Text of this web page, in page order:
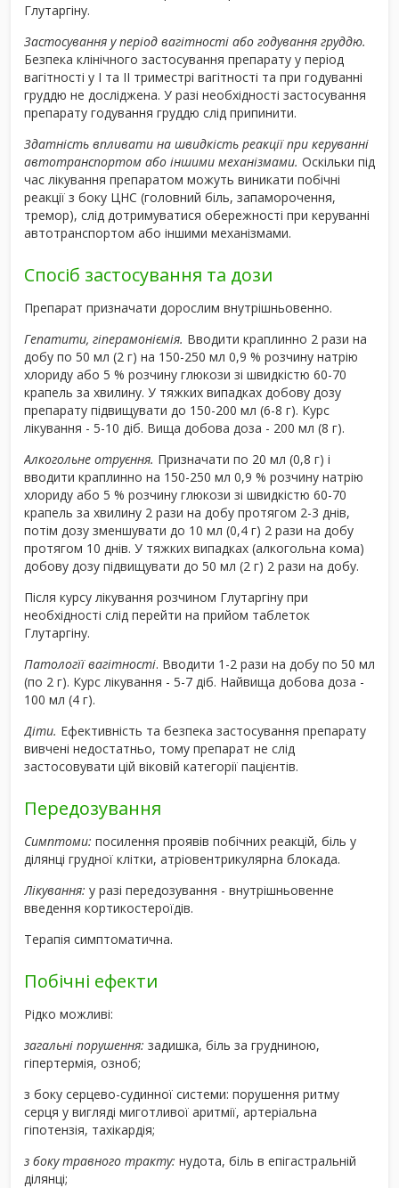
Глутаргіну.
Застосування у період вагітності або годування груддю.
Безпека клінічного застосування препарату у період
вагітності у I та II триместрі вагітності та при годуванні
груддю не досліджена. У разі необхідності застосування
препарату годування груддю слід припинити.
Здатність впливати на швидкість реакції при керуванні
автотранспортом або іншими механізмами. Оскільки під
час лікування препаратом можуть виникати побічні
реакції з боку ЦНС (головний біль, запаморочення,
тремор), слід дотримуватися обережності при керуванні
автотранспортом або іншими механізмами.
Спосіб застосування та дози
Препарат призначати дорослим внутрішньо­венно.
Гепатити, гіперамоніємія. Вводити краплинно 2 рази на
добу по 50 мл (2 г) на 150-250 мл 0,9 % розчину натрію
хлориду або 5 % розчину глюкози зі швидкістю 60-70
крапель за хвилину. У тяж­ких випадках добову дозу
препарату підвищувати до 150-200 мл (6-8 г). Курс
лікування - 5-10 діб. Вища добова доза - 200 мл (8 г).
Алкогольне отруєння. Призначати по 20 мл (0,8 г) і
вводити краплинно на 150-250 мл 0,9 % розчину натрію
хлориду або 5 % розчину глюкози зі швидкістю 60-70
крапель за хвилину 2 рази на добу протягом 2-3 днів,
потім дозу зменшувати до 10 мл (0,4 г) 2 рази на добу
протягом 10 днів. У тяжких випадках (алкогольна кома)
добову дозу підвищувати до 50 мл (2 г) 2 рази на добу.
Після курсу лікування розчином Глутаргіну при
необхідності слід перейти на при­йом таблеток
Глутаргіну.
Патологїї вагітності. Вводити 1-2 рази на добу по 50 мл
(по 2 г). Курс лікування - 5-7 діб. Найвища добова доза -
100 мл (4 г).
Діти. Ефективність та безпека застосування препарату
вивчені недостатньо, тому препарат не слід
застосовувати цій віковій категорії пацієнтів.
Передозування
Симптоми: посилення проявів побічних реакцій, біль у
ділянці грудної клітки, атріовентрикулярна блокада.
Лікування: у разі передозування - внутрішньовенне
введення кортикостероїдів.
Терапія симптоматична.
Побічні ефекти
Рідко можливі:
загальні порушення: задишка, біль за грудниною,
гіпертермія, озноб;
з боку серцево-судинної системи: порушення ритму
серця у вигляді миготливої аритмії, артеріальна
гіпотензія, тахікардія;
з боку травного тракту: нудота, біль в епігастральній
ділянці;